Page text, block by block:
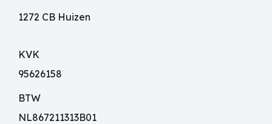
1272 CB Huizen
KVK
95626158
BTW
NL867211313B01